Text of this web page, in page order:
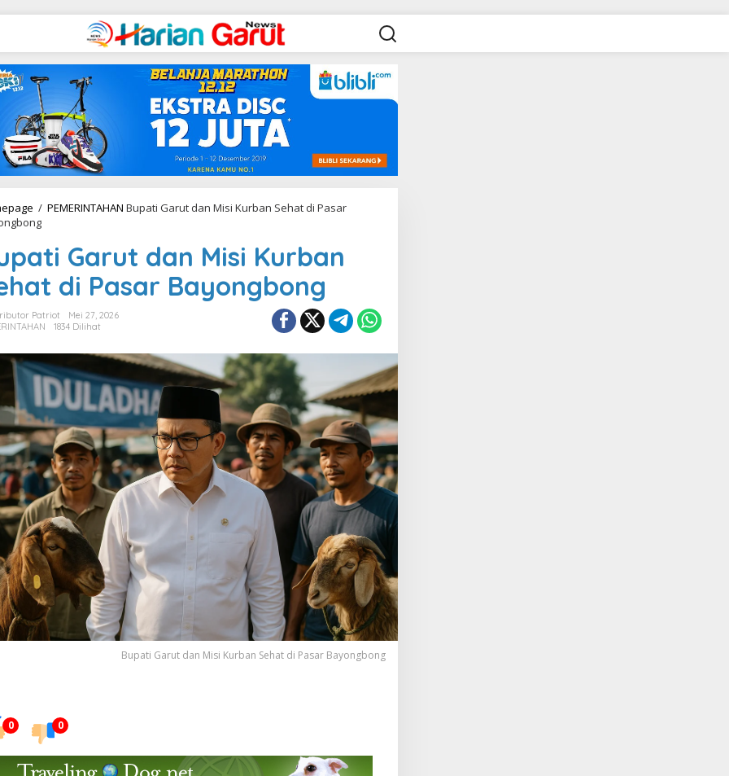
/ PEMERINTAHAN Bupati Garut dan Misi Kurban Sehat di Pasar
Garut dan Misi Kurban
di Pasar Bayongbong
Patriot
Mei 27, 2026
1834 Dilihat
Bupati Garut dan Misi Kurban Sehat di Pasar Bayongbong
0 0